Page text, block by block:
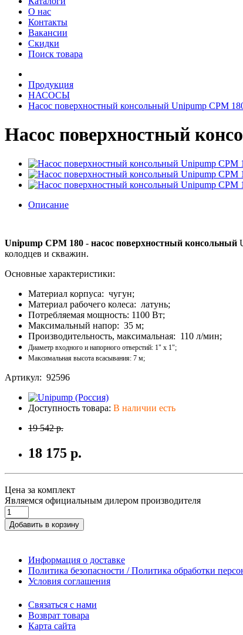
О нас
Контакты
Вакансии
Скидки
Поиск товара
Продукция
НАСОСЫ
Насос поверхностный консольный Unipump CPM
Насос поверхностный
Описание
Unipump CPM 180 - насос поверхностный консольный
колодцев и скважин.
Основные характеристики:
Материал корпуса: чугун;
Материал рабочего колеса: латунь;
Потребляемая мощность: 1100 Вт;
Максимальный напор: 35 м;
Производительность, максимальная: 110 л/мин;
Диаметр входного и напорного отверстий: 1" x 1";
Максимальная высота всасывания: 7 м;
Артикул: 92596
Доступность товара: В наличии есть
19 542 р.
18 175 р.
Цена за комплект
Являемся официальным дилером производителя
Добавить в корзину
Информация о доставке
Политика безопасности / Политика обработки
Условия соглашения
Связаться с нами
Возврат товара
Карта сайта